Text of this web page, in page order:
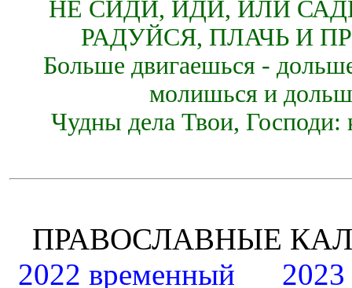
НЕ СИДИ, ИДИ, ИЛИ
РАДУЙСЯ, ПЛАЧЬ И
Больше двигаешься -
молишься и
Чудны дела Твои, Господи:
ПРАВОСЛАВНЫЕ
2022 временный